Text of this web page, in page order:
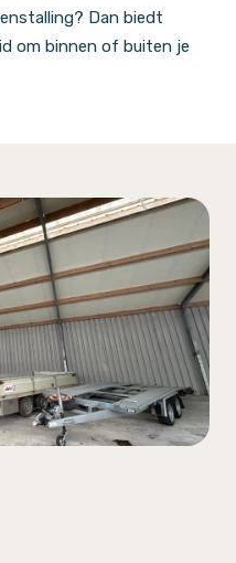
Dan biedt
om binnen of buiten je